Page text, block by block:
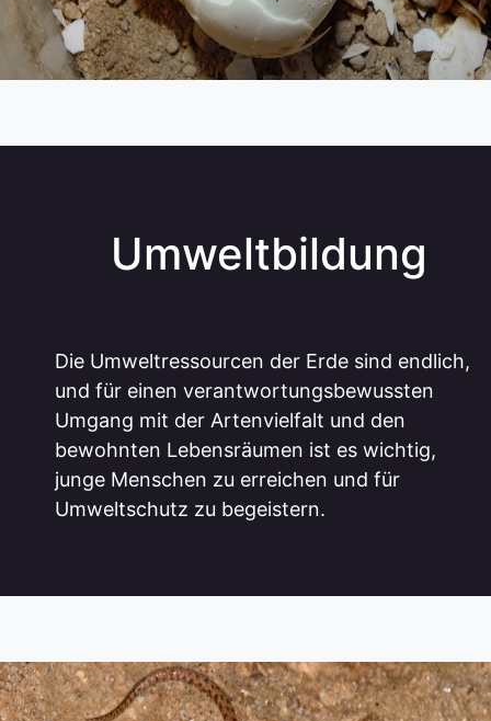
Umweltbildung
Die Umweltressourcen der Erde sind endlich,
und für einen verantwortungsbewussten
Umgang mit der Artenvielfalt und den
bewohnten Lebensräumen ist es wichtig,
junge Menschen zu erreichen und für
Umweltschutz zu begeistern.